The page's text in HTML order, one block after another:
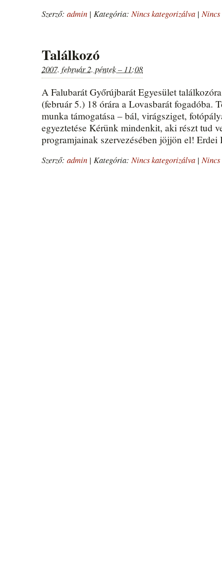
Szerző: admin | Kategória: Nincs kategorizálva | Nincs
Találkozó
2007. február 2. péntek – 11:08
A Falubarát Győrújbarát Egyesület
(február 5.) 18 órára a Lovasbarát fogadóba.
munka támogatása – bál, virágsziget,
egyeztetése Kérünk mindenkit, aki részt tud
programjainak szervezésében jöjjön el! Erdei
Szerző: admin | Kategória: Nincs kategorizálva | Nincs